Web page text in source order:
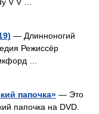
— Длинноногий
Режиссёр
…
папочка» — Это
папочка на DVD.